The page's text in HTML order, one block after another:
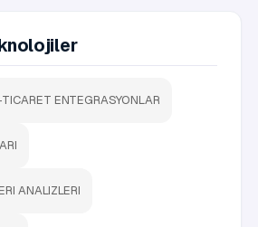
ENTEGRASYONLAR
ANALIZLERI